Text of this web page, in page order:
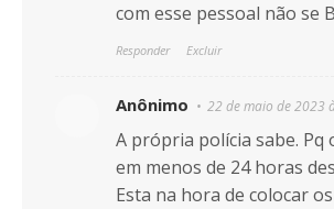
com esse pessoal não se
Responder Excluir
Anônimo 22 de maio de 2023
A própria polícia sabe. Pq
em menos de 24 horas
Esta na hora de colocar